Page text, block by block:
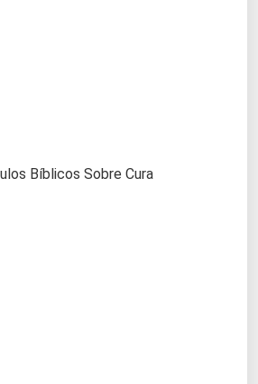
Bíblicos Sobre Cura